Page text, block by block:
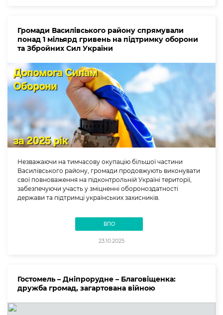
Громади Василівського району спрямували
понад 1 мільярд гривень на підтримку оборони
та Збройних Сил України
Незважаючи на тимчасову окупацію більшої частини
Василівського району, громади продовжують виконувати
свої повноваження на підконтрольній Україні території,
забезпечуючи участь у зміцненні обороноздатності
держави та підтримці українських захисників.
ВПО
23.10.2025
Гостомель – Дніпрорудне – Благовіщенка:
дружба громад, загартована війною